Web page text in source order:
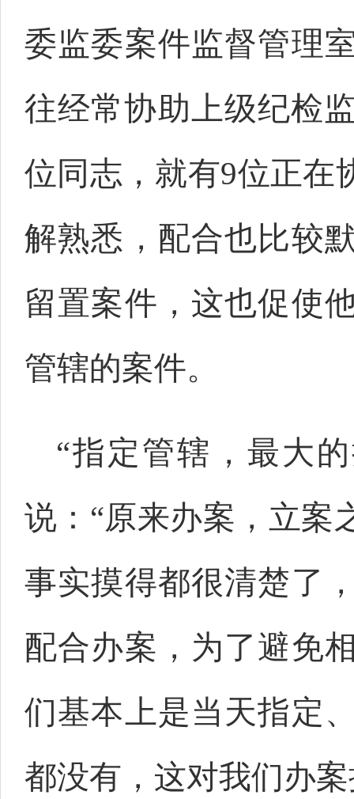
委监委案件监督管理
往经常协助上级纪检
位同志，就有9位正在
解熟悉，配合也比较
留置案件，这也促使
管辖的案件。
“指定管辖，最大
说：“原来办案，立案
事实摸得都很清楚了
配合办案，为了避免
们基本上是当天指定
都没有，这对我们办